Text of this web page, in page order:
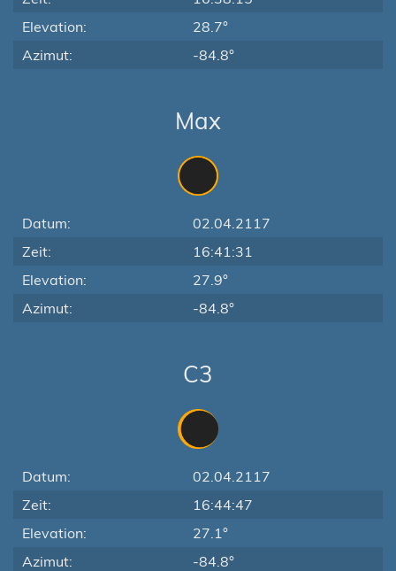
Elevation:
28.7°
Azimut:
-84.8°
Max
Datum:
02.04.2117
Zeit:
16:41:31
Elevation:
27.9°
Azimut:
-84.8°
C3
Datum:
02.04.2117
Zeit:
16:44:47
Elevation:
27.1°
Azimut:
-84.8°